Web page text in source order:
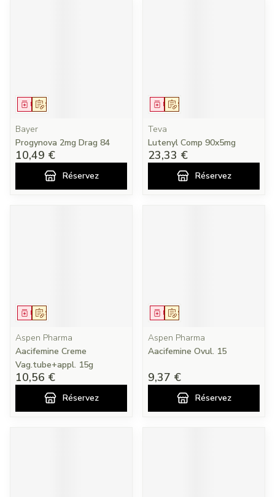
Sur prescription
Médicament
Bayer
Progynova 2mg Drag 84
10,49 €
Réservez
Sur prescription
Médicament
Teva
Lutenyl Comp 90x5mg
23,33 €
Réservez
Sur prescription
Médicament
Aspen Pharma
Aacifemine Creme
Vag.tube+appl. 15g
10,56 €
Réservez
Sur prescription
Médicament
Aspen Pharma
Aacifemine Ovul. 15
9,37 €
Réservez